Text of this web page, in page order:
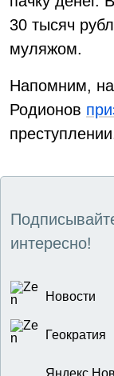
30 тысяч
муляжом.
Напомним,
Родионов
интересно!
Новости
Геократия
Яндекс